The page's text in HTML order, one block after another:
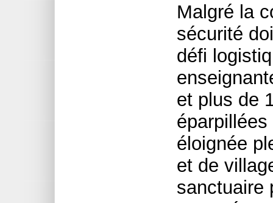
Malgré la
sécurité
défi
et plus de
éloignée
et de
sanctuaire